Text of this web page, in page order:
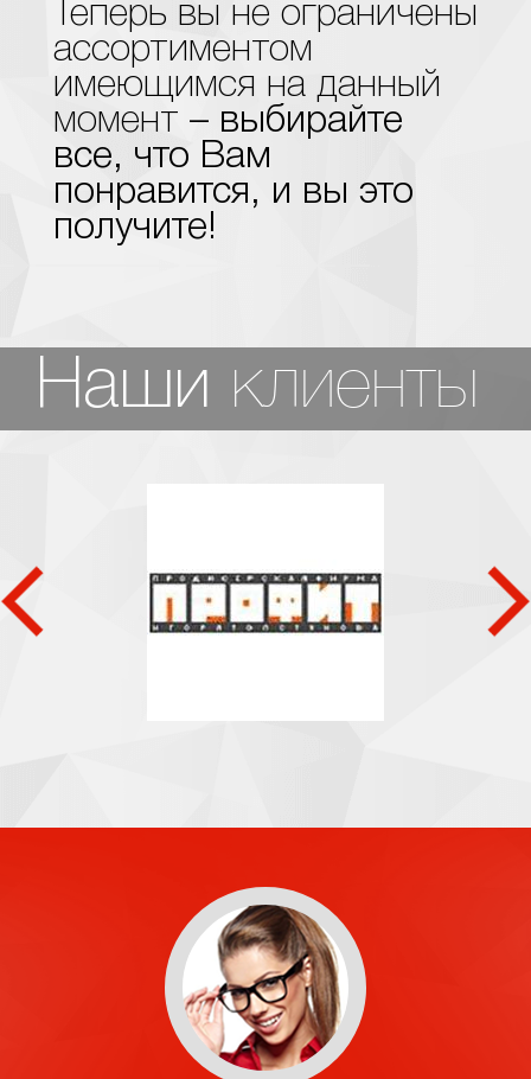
Теперь вы не ограничены
ассортиментом
имеющимся на данный
момент – выбирайте
все, что Вам
понравится, и вы это
получите!
Наши клиенты